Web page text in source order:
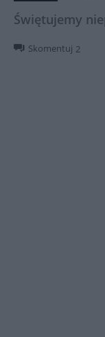
Świętujemy
Skomentuj 2